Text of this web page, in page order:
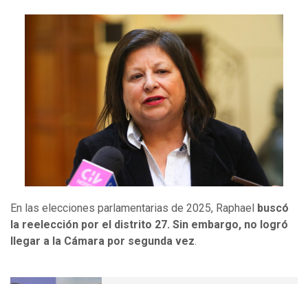
En las elecciones parlamentarias de 2025, Raphael
buscó
la reelección por el distrito 27. Sin embargo, no logró
llegar a la Cámara por segunda vez.